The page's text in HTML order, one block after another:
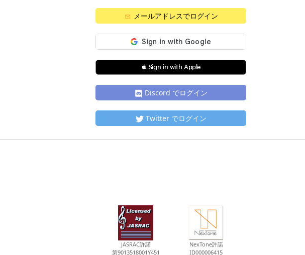
メールアドレスでログイン
 Sign in with Apple
Discord でログイン
Twitter でログイン
JASRAC許諾
第9013518001Y451
NexTone許諾
ID000006415